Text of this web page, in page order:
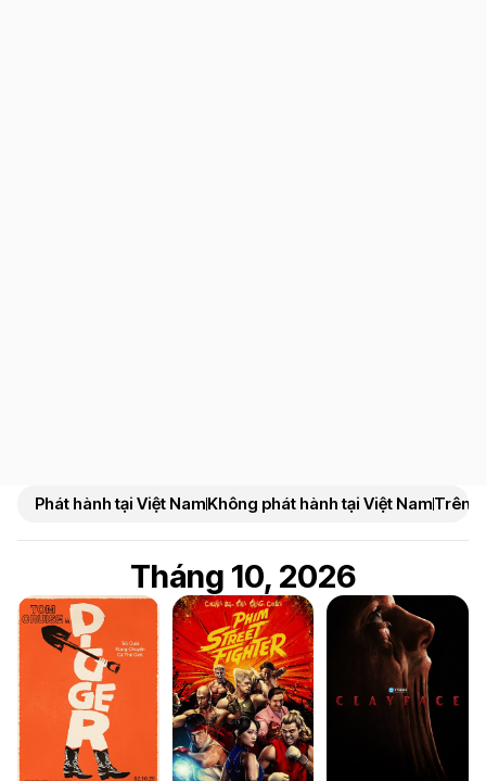
Phát hành tại Việt NamKhông phát hành tại Việt NamTrên
Tháng 10, 2026